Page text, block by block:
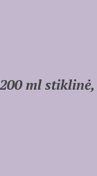
ml